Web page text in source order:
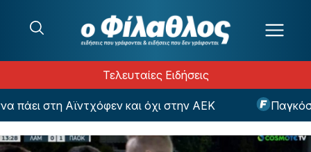
Τελευταίες Ειδήσεις
στη Αϊντχόφεν και όχι στην ΑΕΚ